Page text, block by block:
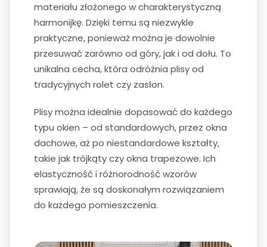
materiału złożonego w charakterystyczną
harmonijkę. Dzięki temu są niezwykle
praktyczne, ponieważ można je dowolnie
przesuwać zarówno od góry, jak i od dołu. To
unikalna cecha, która odróżnia plisy od
tradycyjnych rolet czy zasłon.
Plisy można idealnie dopasować do każdego
typu okien – od standardowych, przez okna
dachowe, aż po niestandardowe kształty,
takie jak trójkąty czy okna trapezowe. Ich
elastyczność i różnorodność wzorów
sprawiają, że są doskonałym rozwiązaniem
do każdego pomieszczenia.